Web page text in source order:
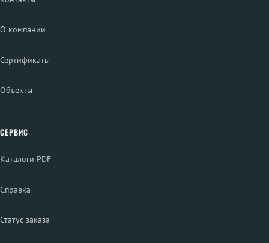
О компании
Сертификаты
Объекты
СЕРВИС
Каталоги PDF
Справка
Статус заказа